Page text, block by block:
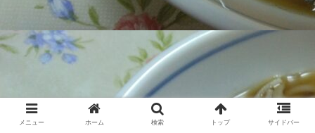
メニュー ホーム 検索 トップ サイドバー